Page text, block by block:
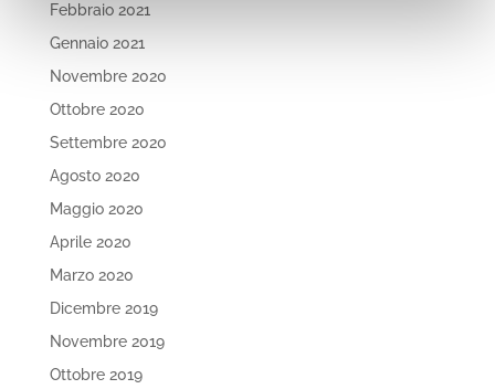
Febbraio 2021
Gennaio 2021
Novembre 2020
Ottobre 2020
Settembre 2020
Agosto 2020
Maggio 2020
Aprile 2020
Marzo 2020
Dicembre 2019
Novembre 2019
Ottobre 2019